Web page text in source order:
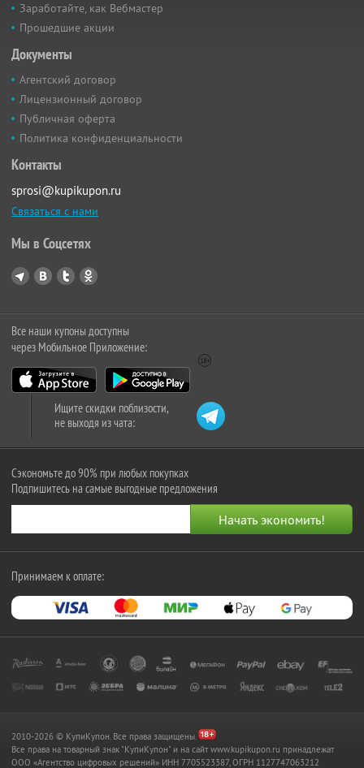
Заработайте, как Вебмастер
Прошедшие акции
Документы
Агентский договор
Лицензионный договор
Публичная оферта
Политика конфиденциальности
Контакты
sprosi@kupikupon.ru
Связаться с нами
Мы в Соцсетях
Все наши купоны доступны
через Мобильное Приложение:
Ищите скидки поблизости,
не выходя из чата:
Сэкономьте до 90% при любых покупках
Подпишитесь на самые выгодные предложения
Принимаем к оплате:
2010-2026 © КупиКупон. Все права защищены.
Все права на товарный знак "КупиКупон" и на сайт www.kupikupon.ru принадлежат
OOO «Агентство цифровых решений» ИНН 7705523387, ОГРН 1127747063212